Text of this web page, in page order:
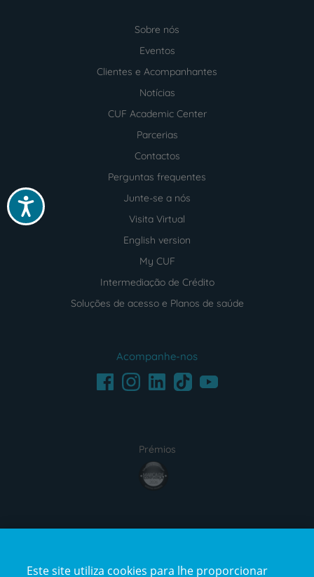
Acessibilidade
Sobre nós
Eventos
Clientes e Acompanhantes
Notícias
CUF Academic Center
Parcerias
Contactos
Perguntas frequentes
Junte-se a nós
Visita Virtual
English version
My CUF
Intermediação de Crédito
Soluções de acesso e Planos de saúde
Acompanhe-nos
FacebookInstagramLinkedInTikTokYoutube
Prémios
award4
certification2certification3
Este site utiliza cookies para lhe proporcionar